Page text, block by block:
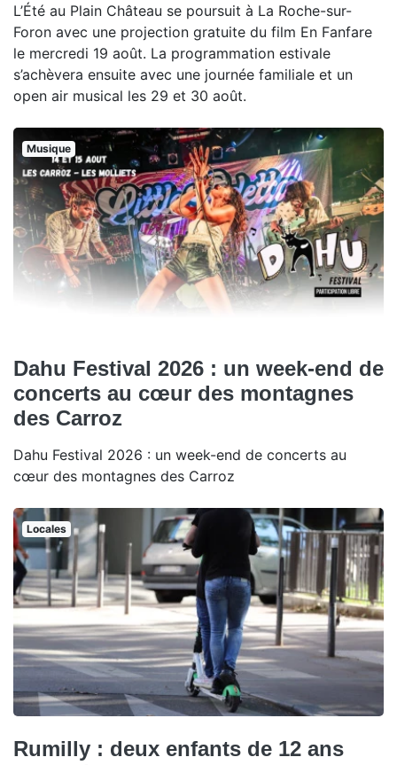
L’Été au Plain Château se poursuit à La Roche-sur-
Foron avec une projection gratuite du film En Fanfare
le mercredi 19 août. La programmation estivale
s’achèvera ensuite avec une journée familiale et un
open air musical les 29 et 30 août.
Musique
Dahu Festival 2026 : un week-end de
concerts au cœur des montagnes
des Carroz
Dahu Festival 2026 : un week-end de concerts au
cœur des montagnes des Carroz
Locales
Rumilly : deux enfants de 12 ans